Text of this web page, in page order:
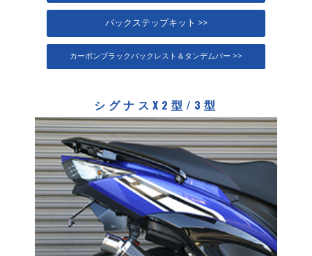
バックステップキット >>
カーボンブラックバックレスト＆タンデムバー >>
シグナスX2型/3型